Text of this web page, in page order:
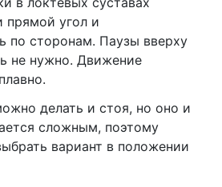
прямой угол и
по сторонам. Паузы вверху
не нужно. Движение
делать и стоя, но оно и
сложным, поэтому
вариант в положении